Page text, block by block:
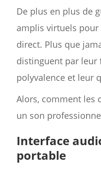
De plus en plus de
amplis virtuels
direct. Plus que
distinguent par leur
polyvalence et leur
Alors, comment les
un son
Interface
portable